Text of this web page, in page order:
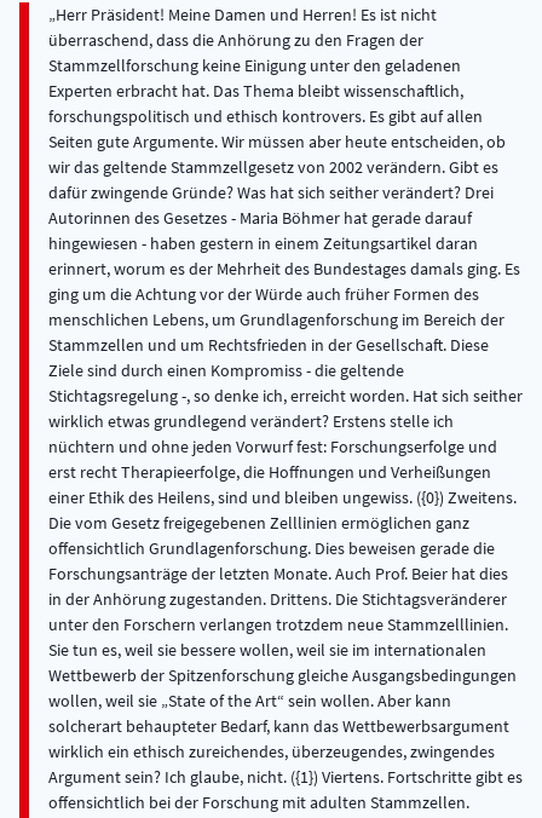
Herr Präsident! Meine Damen und Herren! Es ist nicht
überraschend, dass die Anhörung zu den Fragen der
Stammzellforschung keine Einigung unter den geladenen
Experten erbracht hat. Das Thema bleibt wissenschaftlich,
forschungspolitisch und ethisch kontrovers. Es gibt auf allen
Seiten gute Argumente. Wir müssen aber heute entscheiden, ob
wir das geltende Stammzellgesetz von 2002 verändern. Gibt es
dafür zwingende Gründe? Was hat sich seither verändert? Drei
Autorinnen des Gesetzes - Maria Böhmer hat gerade darauf
hingewiesen - haben gestern in einem Zeitungsartikel daran
erinnert, worum es der Mehrheit des Bundestages damals ging. Es
ging um die Achtung vor der Würde auch früher Formen des
menschlichen Lebens, um Grundlagenforschung im Bereich der
Stammzellen und um Rechtsfrieden in der Gesellschaft. Diese
Ziele sind durch einen Kompromiss - die geltende
Stichtagsregelung -, so denke ich, erreicht worden. Hat sich seither
wirklich etwas grundlegend verändert? Erstens stelle ich
nüchtern und ohne jeden Vorwurf fest: Forschungserfolge und
erst recht Therapieerfolge, die Hoffnungen und Verheißungen
einer Ethik des Heilens, sind und bleiben ungewiss. ({0}) Zweitens.
Die vom Gesetz freigegebenen Zelllinien ermöglichen ganz
offensichtlich Grundlagenforschung. Dies beweisen gerade die
Forschungsanträge der letzten Monate. Auch Prof. Beier hat dies
in der Anhörung zugestanden. Drittens. Die Stichtagsveränderer
unter den Forschern verlangen trotzdem neue Stammzelllinien.
Sie tun es, weil sie bessere wollen, weil sie im internationalen
Wettbewerb der Spitzenforschung gleiche Ausgangsbedingungen
wollen, weil sie „State of the Art“ sein wollen. Aber kann
solcherart behaupteter Bedarf, kann das Wettbewerbsargument
wirklich ein ethisch zureichendes, überzeugendes, zwingendes
Argument sein? Ich glaube, nicht. ({1}) Viertens. Fortschritte gibt es
offensichtlich bei der Forschung mit adulten Stammzellen.